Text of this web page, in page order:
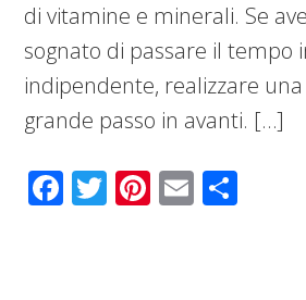
di vitamine e minerali. Se
sognato di passare il tempo
indipendente, realizzare
grande passo in avanti. […]
Facebook
Twitter
Pinterest
Email